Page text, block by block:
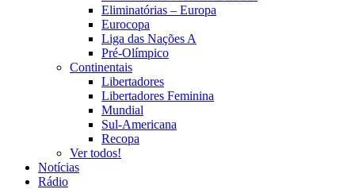
Eliminatórias – Europa
Eurocopa
Liga das Nações A
Pré-Olímpico
Continentais
Libertadores
Libertadores Feminina
Mundial
Sul-Americana
Recopa
Ver todos!
Notícias
Rádio